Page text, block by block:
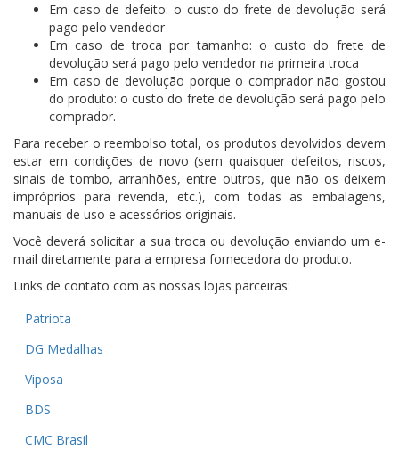
Em caso de defeito: o custo do frete de devolução será
pago pelo vendedor
Em caso de troca por tamanho: o custo do frete de
devolução será pago pelo vendedor na primeira troca
Em caso de devolução porque o comprador não gostou
do produto: o custo do frete de devolução será pago pelo
comprador.
Para receber o reembolso total, os produtos devolvidos devem
estar em condições de novo (sem quaisquer defeitos, riscos,
sinais de tombo, arranhões, entre outros, que não os deixem
impróprios para revenda, etc.), com todas as embalagens,
manuais de uso e acessórios originais.
Você deverá solicitar a sua troca ou devolução enviando um e-
mail diretamente para a empresa fornecedora do produto.
Links de contato com as nossas lojas parceiras:
Patriota
DG Medalhas
Viposa
BDS
CMC Brasil